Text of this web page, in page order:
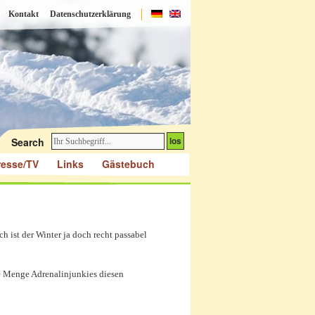
Kontakt
Search
Datenschutzerklärung
TV Links Gästebuch
ist der Winter ja doch recht passabel
Adrenalinjunkies diesen